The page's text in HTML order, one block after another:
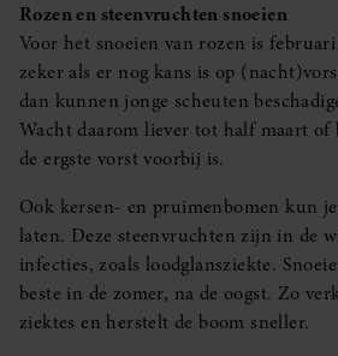
Rozen en steenvruchten snoeien
Voor het snoeien van rozen is
zeker als er nog kans is op
dan kunnen jonge scheuten
Wacht daarom liever tot half maart of
de ergste vorst voorbij is.
Ook kersen- en pruimenbomen kun
laten. Deze steenvruchten zijn in de
infecties, zoals loodglansziekte.
beste in de zomer, na de oogst. Zo
ziektes en herstelt de boom sneller.